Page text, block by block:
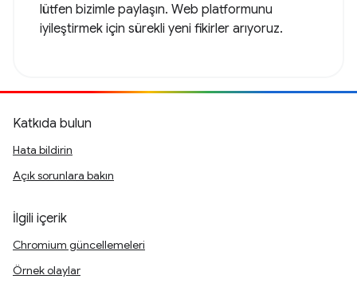
lütfen bizimle paylaşın. Web platformunu
iyileştirmek için sürekli yeni fikirler arıyoruz.
Katkıda bulun
Hata bildirin
Açık sorunlara bakın
İlgili içerik
Chromium güncellemeleri
Örnek olaylar